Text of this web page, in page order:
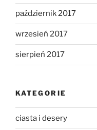
październik 2017
wrzesień 2017
sierpień 2017
KATEGORIE
ciasta i desery